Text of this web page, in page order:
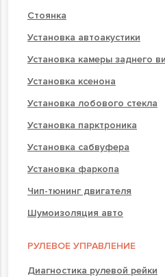
Стоянка
Установка автоакустики
Установка камеры заднего
Установка ксенона
Установка лобового стекла
Установка парктроника
Установка сабвуфера
Установка фаркопа
Чип-тюнинг двигателя
Шумоизоляция авто
РУЛЕВОЕ УПРАВЛЕНИЕ
Диагностика рулевой рейки